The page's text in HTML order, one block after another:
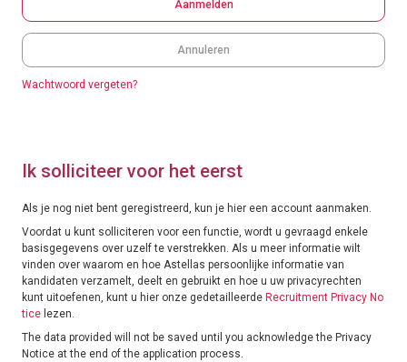
Aanmelden
Annuleren
Wachtwoord vergeten?
Ik solliciteer voor het eerst
Als je nog niet bent geregistreerd, kun je hier een account aanmaken.
Voordat u kunt solliciteren voor een functie, wordt u gevraagd enkele
basisgegevens over uzelf te verstrekken. Als u meer informatie wilt
vinden over waarom en hoe Astellas persoonlijke informatie van
kandidaten verzamelt, deelt en gebruikt en hoe u uw privacyrechten
kunt uitoefenen, kunt u hier onze gedetailleerde Recruitment Privacy No
tice lezen.
The data provided will not be saved until you acknowledge the Privacy
Notice at the end of the application process.